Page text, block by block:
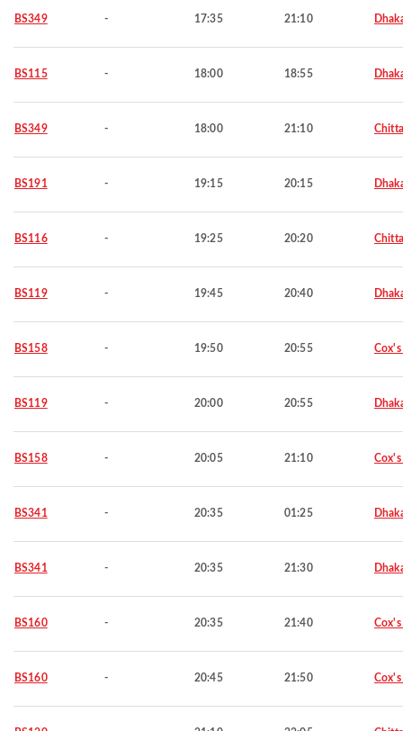
BS349 - 17:35 21:10
BS115 - 18:00 18:55
BS349 - 18:00 21:10
BS191 - 19:15 20:15
BS116 - 19:25 20:20
BS119 - 19:45 20:40
BS158 - 19:50 20:55 Cox's
BS119 - 20:00 20:55
BS158 - 20:05 21:10 Cox's
BS341 - 20:35 01:25
BS341 - 20:35 21:30
BS160 - 20:35 21:40 Cox's
BS160 - 20:45 21:50 Cox's